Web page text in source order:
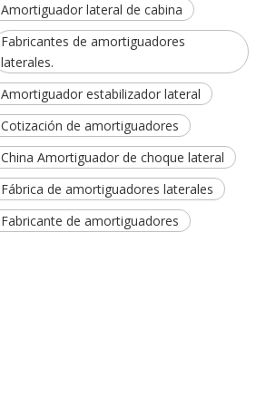
Amortiguador lateral de cabina
Fabricantes de amortiguadores
laterales.
Amortiguador estabilizador lateral
Cotización de amortiguadores
China Amortiguador de choque lateral
Fábrica de amortiguadores laterales
Fabricante de amortiguadores